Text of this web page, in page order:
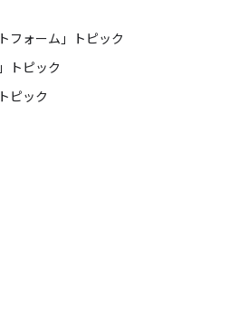
フォーム」トピック
トピック
ピック